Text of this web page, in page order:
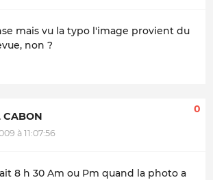
mais vu la typo l'image provient du
non ?
CABON
à 11:07:56
0
8 h 30 Am ou Pm quand la photo a